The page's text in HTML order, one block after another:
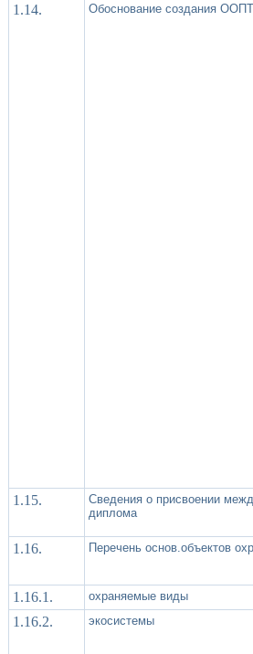
1.14. Обоснование создания
1.15.
Сведения о присвоении
диплома
1.16. Перечень основ.объектов
1.16.1. охраняемые виды
1.16.2. экосистемы